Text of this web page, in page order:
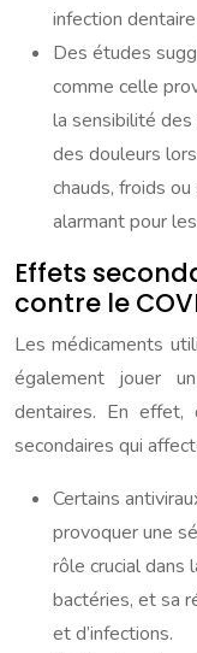
infection
Des études
comme celle
la sensibilité
des douleurs
chauds, froids
alarmant pour
Effets
contre le
Les médicaments
également jouer
dentaires. En effet,
secondaires qui
Certains
provoquer une
rôle crucial dans
bactéries, et sa
et d’infections.